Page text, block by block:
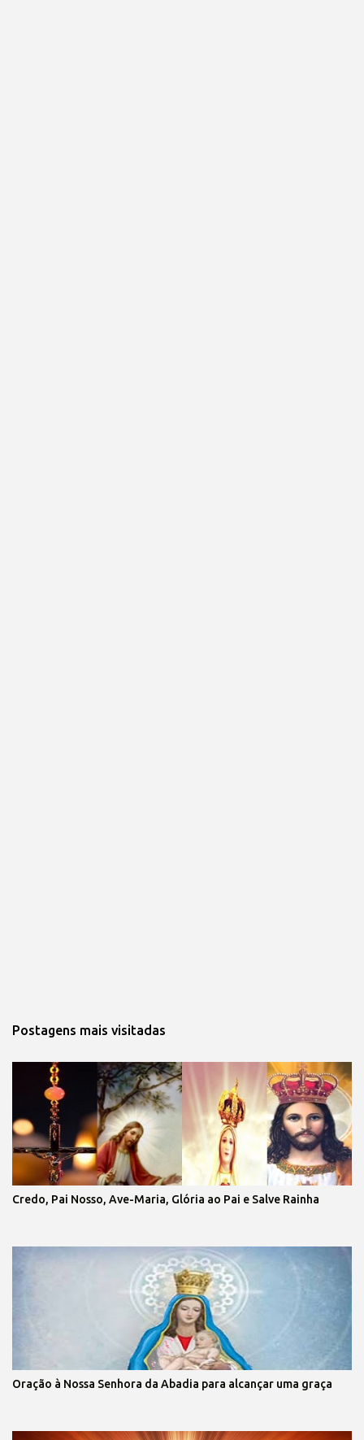
Postagens mais visitadas
Credo, Pai Nosso, Ave-Maria, Glória ao Pai e Salve Rainha
Oração à Nossa Senhora da Abadia para alcançar uma graça